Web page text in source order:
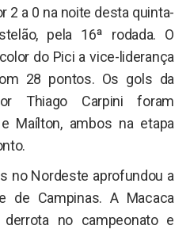
2 a 0 na noite desta quinta-
pela 16ª rodada. O
do Pici a vice-liderança
28 pontos. Os gols da
Thiago Carpini foram
Maílton, ambos na etapa
no Nordeste aprofundou a
de Campinas. A Macaca
no campeonato e